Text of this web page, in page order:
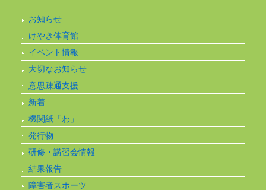
お知らせ
けやき体育館
イベント情報
大切なお知らせ
意思疎通支援
新着
機関紙「わ」
発行物
研修・講習会情報
結果報告
障害者スポーツ